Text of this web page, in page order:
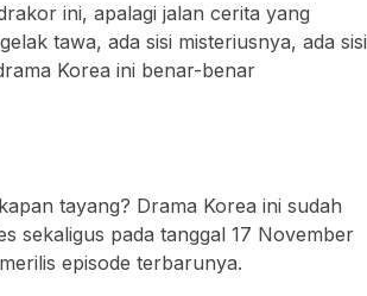
ini, apalagi jalan cerita yang
tawa, ada sisi misteriusnya, ada sisi
Korea ini benar-benar
tayang? Drama Korea ini sudah
sekaligus pada tanggal 17 November
episode terbarunya.